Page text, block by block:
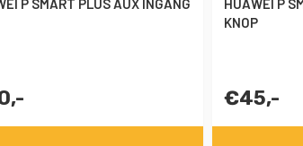
KNOP
€45,-